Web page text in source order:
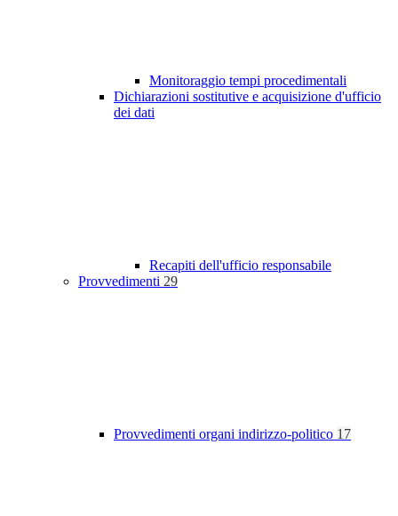
Monitoraggio tempi procedimentali
Dichiarazioni sostitutive e acquisizione d'ufficio
dei dati
Recapiti dell'ufficio responsabile
Provvedimenti 29
Provvedimenti organi indirizzo-politico 17